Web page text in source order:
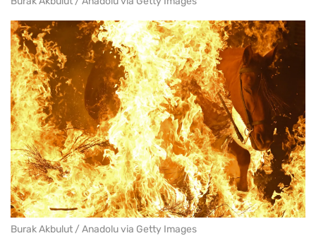
Burak Akbulut / Anadolu via Getty Images